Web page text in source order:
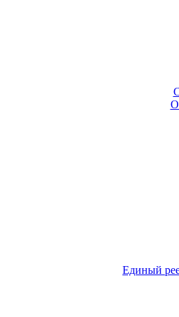
Единый